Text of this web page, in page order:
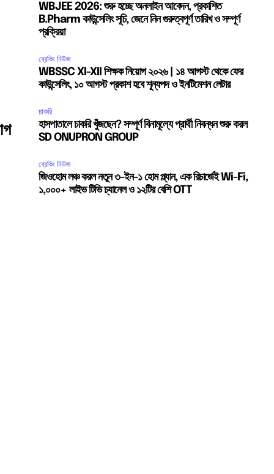
WBJEE 2026: শুরু হচ্ছে অনলাইন আবেদন, প্রকাশিত
B.Pharm কাউন্সেলিং সূচি, জেনে নিন গুরুত্বপূর্ণ তারিখ ও সম্পূর্ণ
প্রক্রিয়া
ব্রেকিং নিউজ
WBSSC XI-XII শিক্ষক নিয়োগ ২০২৬ | ১৪ আগস্ট থেকে ফের
কাউন্সেলিং, ১০ আগস্ট প্রকাশ হবে শূন্যপদ ও ইনটিমেশন লেটার
চাকরি
হাসপাতালে চাকরি খুঁজছেন? সম্পূর্ণ বিনামূল্যে প্রার্থী নিবন্ধন শুরু করল
SD ONUPRON GROUP
ব্রেকিং নিউজ
জিওহোম লঞ্চ করল নতুন ৩-ইন-১ হোম প্ল্যান, এক রিচার্জেই Wi-Fi,
১,০০০+ লাইভ টিভি চ্যানেল ও ১২টির বেশি OTT